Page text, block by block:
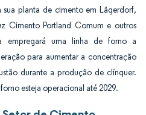
planta de cimento em Lägerdorf,
Cimento Portland Comum e outros
empregará uma linha de forno a
para aumentar a concentração
durante a produção de clínquer.
esteja operacional até 2029.